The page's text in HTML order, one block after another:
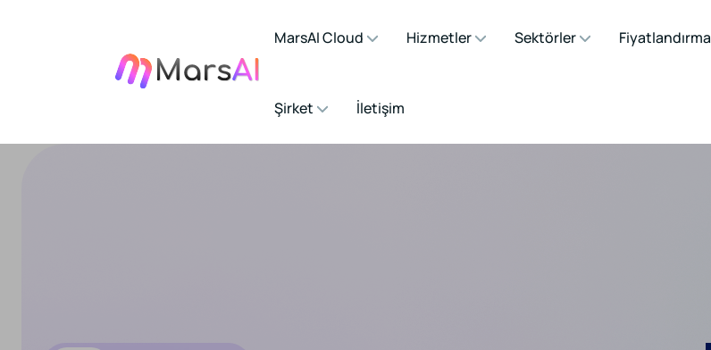
MarsAI Cloud Hizmetler Sektörler Fiyatlandırma
Şirket İletişim